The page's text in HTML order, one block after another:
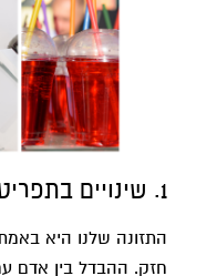
1. שינויים בתפריט התזונה שלכם:
התזונה שלנו היא
חזק. ההבדל בין אדם